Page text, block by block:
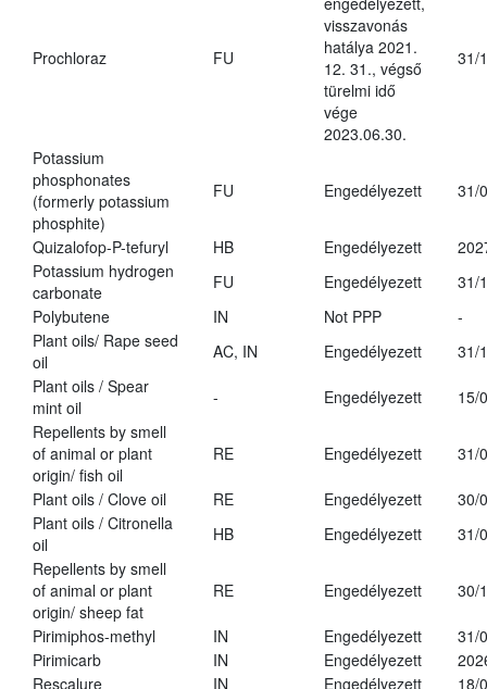
Prochloraz FU
visszavonás
hatálya 2021.
12. 31., végső
türelmi idő
vége
2023.06.30.
31/
Potassium
phosphonates
(formerly potassium
phosphite)
FU Engedélyezett 31/
Quizalofop-P-tefuryl HB Engedélyezett
Potassium hydrogen
carbonate
FU Engedélyezett
31/
Polybutene
IN Not PPP
-
Plant oils/ Rape seed
oil
AC, IN Engedélyezett
31/
Plant oils / Spear
mint oil
- Engedélyezett
15/
Repellents by smell
of animal or plant
origin/ fish oil
RE Engedélyezett 31/
Plant oils / Clove oil RE Engedélyezett
30/
Plant oils / Citronella
oil
HB Engedélyezett
31/
Repellents by smell
of animal or plant
origin/ sheep fat
RE Engedélyezett 30/
Pirimiphos-methyl IN Engedélyezett
31/
Pirimicarb
IN Engedélyezett
Rescalure
IN Engedélyezett
18/